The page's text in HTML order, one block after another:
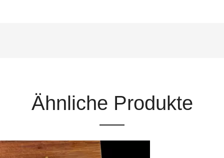
Ähnliche Produkte